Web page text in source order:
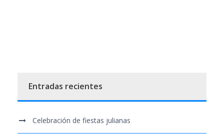
Entradas recientes
Celebración de fiestas julianas